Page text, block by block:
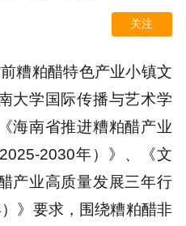
关注
糟粕醋特色产业小镇文
大学国际传播与艺术学
海南省推进糟粕醋产业
2030年）》、《文
产业高质量发展三年行
》要求，围绕糟粕醋非